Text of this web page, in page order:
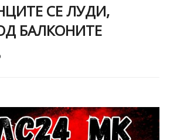
СЕ ЛУДИ,
БАЛКОНИТЕ